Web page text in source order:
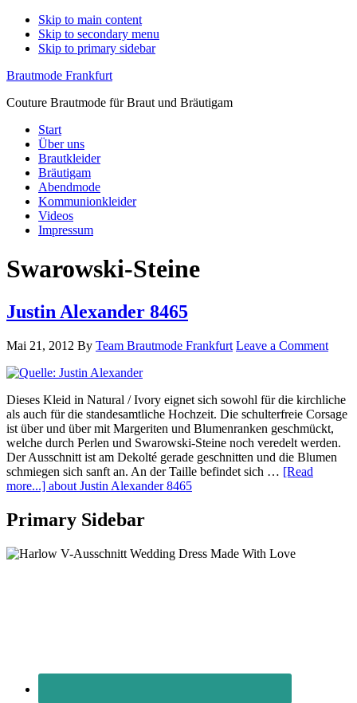
Skip to main content
Skip to secondary menu
Skip to primary sidebar
Brautmode Frankfurt
Couture Brautmode für Braut und Bräutigam
Start
Über uns
Brautkleider
Bräutigam
Abendmode
Kommunionkleider
Videos
Impressum
Swarowski-Steine
Justin Alexander 8465
Mai 21, 2012 By Team Brautmode Frankfurt Leave a Comment
Dieses Kleid in Natural / Ivory eignet sich sowohl für die kirchliche
als auch für die standesamtliche Hochzeit. Die schulterfreie Corsage
ist über und über mit Margeriten und Blumenranken geschmückt,
welche durch Perlen und Swarowski-Steine noch veredelt werden.
Der Ausschnitt ist am Dekolté gerade geschnitten und die Blumen
schmiegen sich sanft an. An der Taille befindet sich … [Read
more...] about Justin Alexander 8465
Primary Sidebar